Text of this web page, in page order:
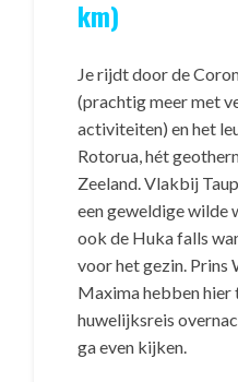
km)
Je rijdt door de
(prachtig meer met
activiteiten) en het
Rotorua, hét
Zeeland. Vlakbij
een geweldige wilde
ook de Huka falls
voor het gezin. Prins
Maxima hebben hier
huwelijksreis
ga even kijken.